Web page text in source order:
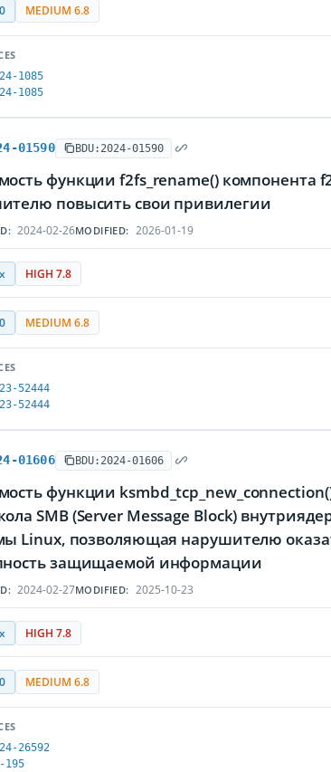
MEDIUM 6.8
1085
1085
01590 BDU:2024-01590
функции f2fs_rename()
повысить свои привилегии
2024-02-26MODIFIED: 2026-01-19
HIGH 7.8
MEDIUM 6.8
52444
52444
01606 BDU:2024-01606
функции
SMB (Server Message Block)
Linux, позволяющая нарушителю
защищаемой информации
2024-02-27MODIFIED: 2025-10-23
HIGH 7.8
MEDIUM 6.8
26592
195